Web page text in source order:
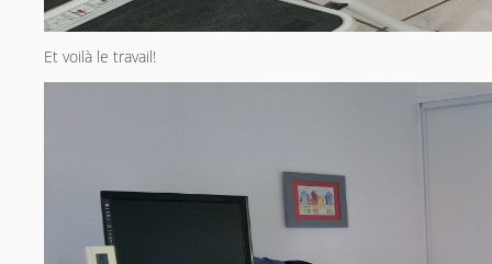
Et voilà le travail!